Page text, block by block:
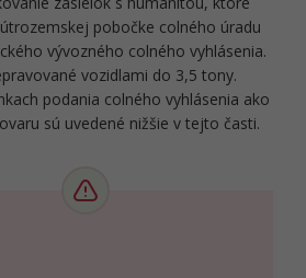
pobočke colného úradu
vývozného colného vyhlásenia.
vozidlami do 3,5 tony.
podania colného vyhlásenia ako
sú uvedené nižšie v tejto časti.